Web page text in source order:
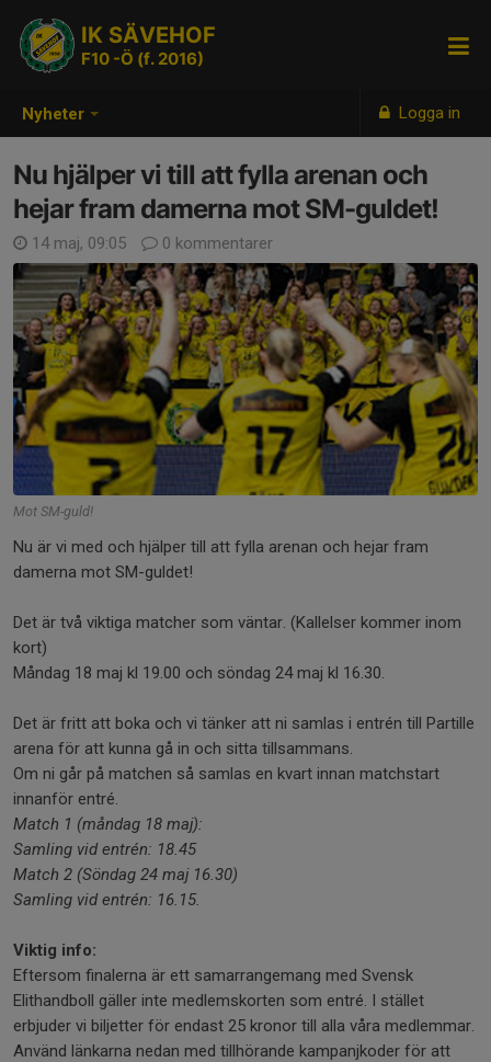
Nyheter Logga in
IK SÄVEHOF
F10 -Ö (f. 2016)
Nu hjälper vi till att fylla arenan och
hejar fram damerna mot SM-guldet!
14 maj, 09:05 0 kommentarer
Mot SM-guld!
Nu är vi med och hjälper till att fylla arenan och hejar fram
damerna mot SM-guldet!
Det är två viktiga matcher som väntar. (Kallelser kommer inom
kort)
Måndag 18 maj kl 19.00 och söndag 24 maj kl 16.30.
Det är fritt att boka och vi tänker att ni samlas i entrén till Partille
arena för att kunna gå in och sitta tillsammans.
Om ni går på matchen så samlas en kvart innan matchstart
innanför entré.
Match 1 (måndag 18 maj):
Samling vid entrén: 18.45
Match 2 (Söndag 24 maj 16.30)
Samling vid entrén: 16.15.
Viktig info:
Eftersom finalerna är ett samarrangemang med Svensk
Elithandboll gäller inte medlemskorten som entré. I stället
erbjuder vi biljetter för endast 25 kronor till alla våra medlemmar.
Använd länkarna nedan med tillhörande kampanjkoder för att